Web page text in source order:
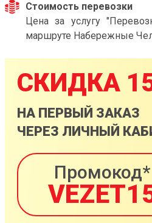
Стоимость перевозки
Цена за услугу
маршруте Набережные
СКИДКА
НА ПЕРВЫЙ ЗАКАЗ
ЧЕРЕЗ ЛИЧНЫЙ
Промокод*